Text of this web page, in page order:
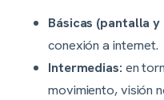
Básicas (pantalla
conexión a internet.
Intermedias: en
movimiento, visión